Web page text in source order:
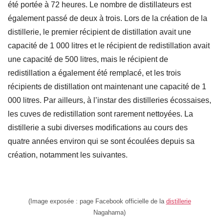
été portée à 72 heures. Le nombre de distillateurs est
également passé de deux à trois. Lors de la création de la
distillerie, le premier récipient de distillation avait une
capacité de 1 000 litres et le récipient de redistillation avait
une capacité de 500 litres, mais le récipient de
redistillation a également été remplacé, et les trois
récipients de distillation ont maintenant une capacité de 1
000 litres. Par ailleurs, à l’instar des distilleries écossaises,
les cuves de redistillation sont rarement nettoyées. La
distillerie a subi diverses modifications au cours des
quatre années environ qui se sont écoulées depuis sa
création, notamment les suivantes.
(Image exposée : page Facebook officielle de la distillerie
Nagahama)